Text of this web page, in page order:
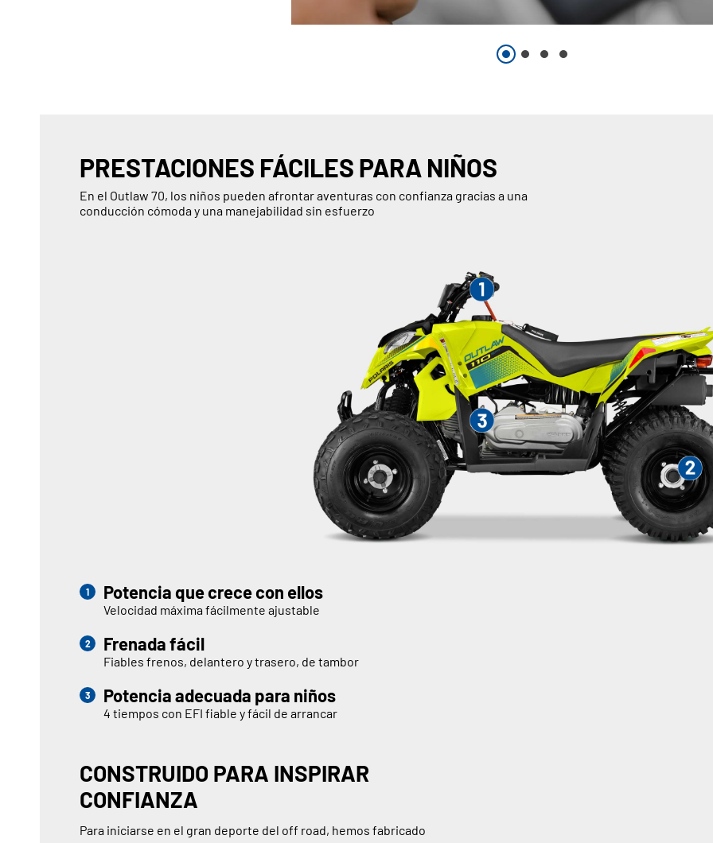
PRESTACIONES FÁCILES PARA NIÑOS
En el Outlaw 70, los niños pueden afrontar aventuras con confianza gracias a una
conducción cómoda y una manejabilidad sin esfuerzo
Potencia que crece con ellos
Velocidad máxima fácilmente ajustable
Frenada fácil
Fiables frenos, delantero y trasero, de tambor
Potencia adecuada para niños
4 tiempos con EFI fiable y fácil de arrancar
CONSTRUIDO PARA INSPIRAR
CONFIANZA
Para iniciarse en el gran deporte del off road, hemos fabricado